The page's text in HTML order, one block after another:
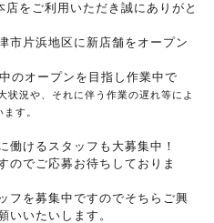
をご利用いただき誠にありがと
市片浜地区に新店舗をオープン
のオープンを目指し作業中で
況や、それに伴う作業の遅れ等によ
す。
働けるスタッフも大募集中！
のでご応募お待ちしておりま
フを募集中ですのでそちらご興
いいたいします。